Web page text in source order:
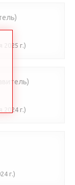
2025 г.)
2024 г.)
г.)